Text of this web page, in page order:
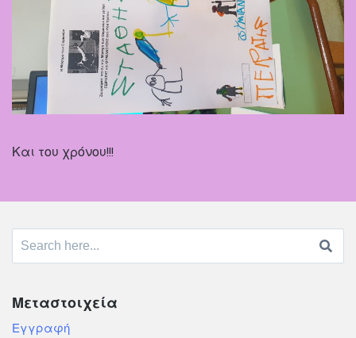
Και του χρόνου!!!
Search
for:
Μεταστοιχεία
Εγγραφή